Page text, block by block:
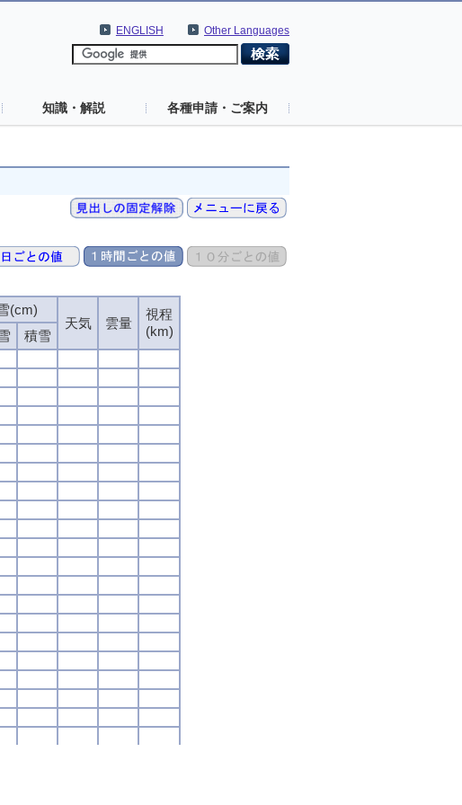
Other Languages
ENGLISH
知識・解説 各種申請・ご案内
(cm)
天気
雲量
視程
(km)
積雪
(cm)
天気
雲量
視程
(km)
積雪
(cm)
天気
雲量
視程
(km)
積雪
(cm)
天気
雲量
視程
(km)
積雪